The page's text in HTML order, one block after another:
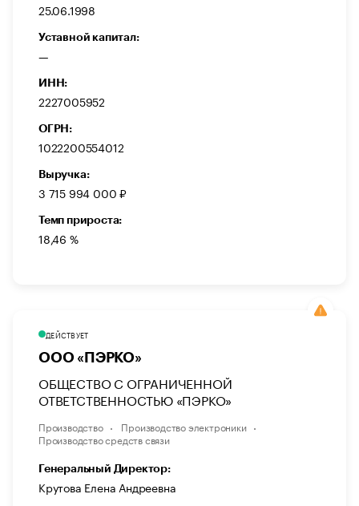
25.06.1998
Уставной капитал:
—
ИНН:
2227005952
ОГРН:
1022200554012
Выручка:
3 715 994 000 ₽
Темп прироста:
18,46 %
ДЕЙСТВУЕТ
ООО «ПЭРКО»
ОБЩЕСТВО С ОГРАНИЧЕННОЙ
ОТВЕТСТВЕННОСТЬЮ «ПЭРКО»
Производство
Производство электроники
Производство средств связи
Генеральный Директор:
Крутова Елена Андреевна